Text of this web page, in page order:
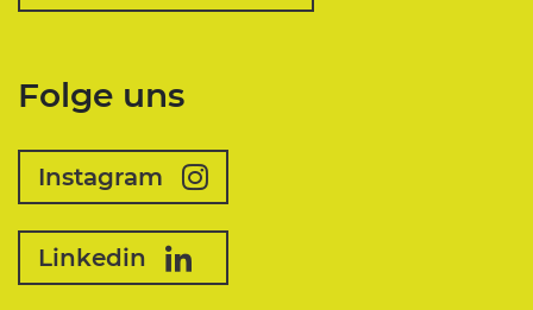
Folge uns
Instagram
Linkedin